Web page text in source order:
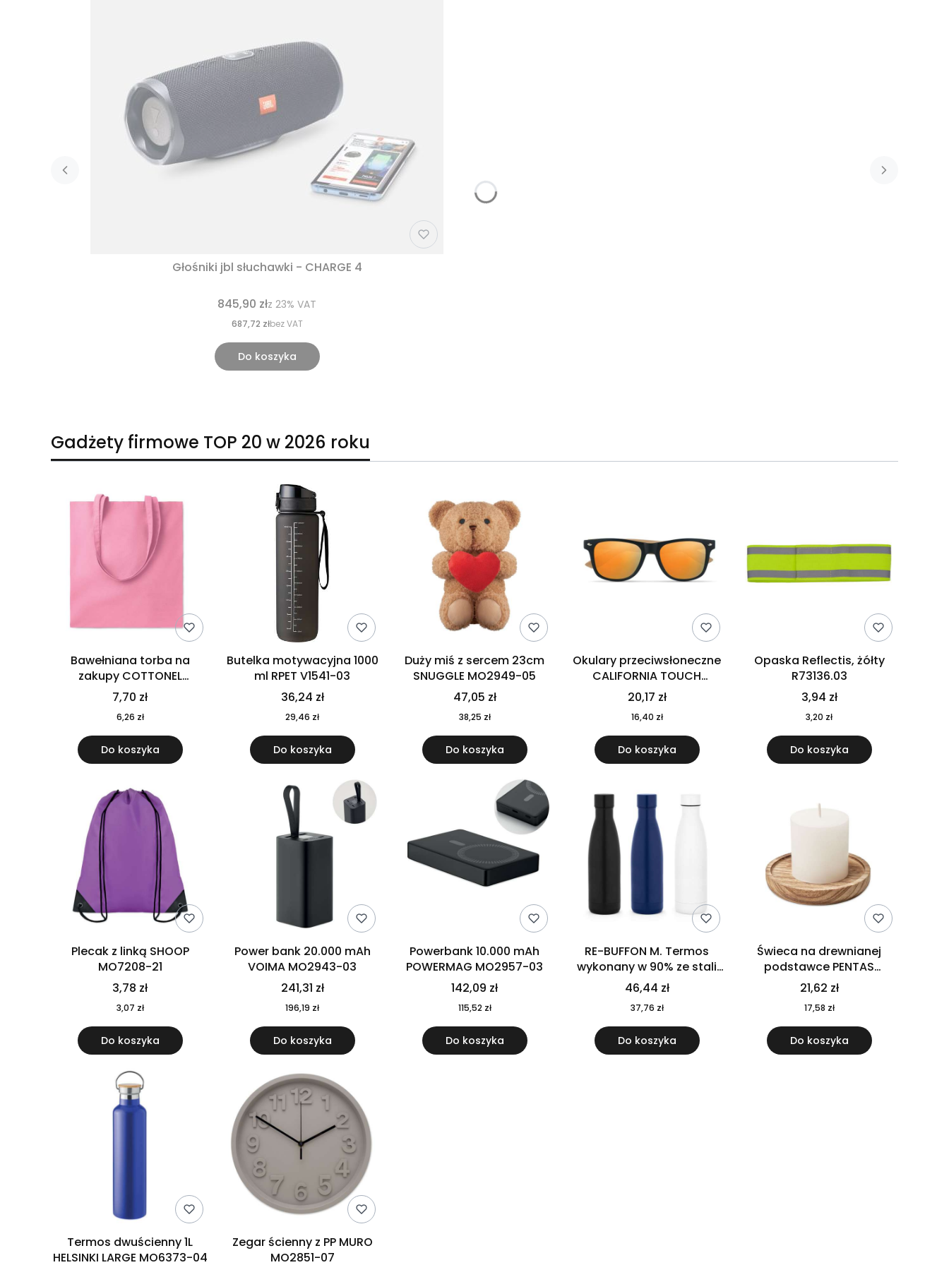
Głośniki jbl słuchawki - CHARGE 4
845,90 złz 23% VAT
687,72 złbez VAT
Do koszyka
Gadżety firmowe TOP 20 w 2026 roku
Bawełniana torba na
zakupy COTTONEL
COLOUR++ MO9846-11
7,70 zł
6,26 zł
Do koszyka
Butelka motywacyjna 1000
ml RPET V1541-03
36,24 zł
29,46 zł
Do koszyka
Duży miś z sercem 23cm
SNUGGLE MO2949-05
47,05 zł
38,25 zł
Do koszyka
Okulary przeciwsłoneczne
CALIFORNIA TOUCH
MO9617-10
20,17 zł
16,40 zł
Do koszyka
Opaska Reflectis, żółty
R73136.03
3,94 zł
3,20 zł
Do koszyka
Plecak z linką SHOOP
MO7208-21
3,78 zł
3,07 zł
Do koszyka
Power bank 20.000 mAh
VOIMA MO2943-03
241,31 zł
196,19 zł
Do koszyka
Powerbank 10.000 mAh
POWERMAG MO2957-03
142,09 zł
115,52 zł
Do koszyka
RE-BUFFON M. Termos
wykonany w 90% ze stali
nierdzewnej pochodzącej z
recyklingu 520 ml 94294
46,44 zł
37,76 zł
Do koszyka
Świeca na drewnianej
podstawce PENTAS
MO6282-40
21,62 zł
17,58 zł
Do koszyka
Termos dwuścienny 1L
HELSINKI LARGE MO6373-04
Zegar ścienny z PP MURO
MO2851-07